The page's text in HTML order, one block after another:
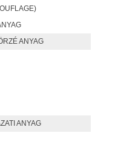
ANYAG
ANYAG